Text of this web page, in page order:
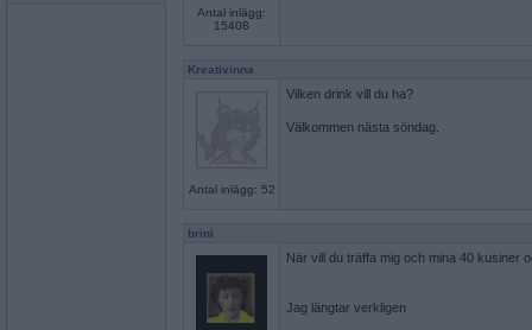
Antal inlägg:
15408
Kreativinna
Antal inlägg: 52
Vilken drink vill du ha?
Välkommen nästa söndag.
brini
När vill du träffa mig och mina 40 kusiner
Jag längtar verkligen